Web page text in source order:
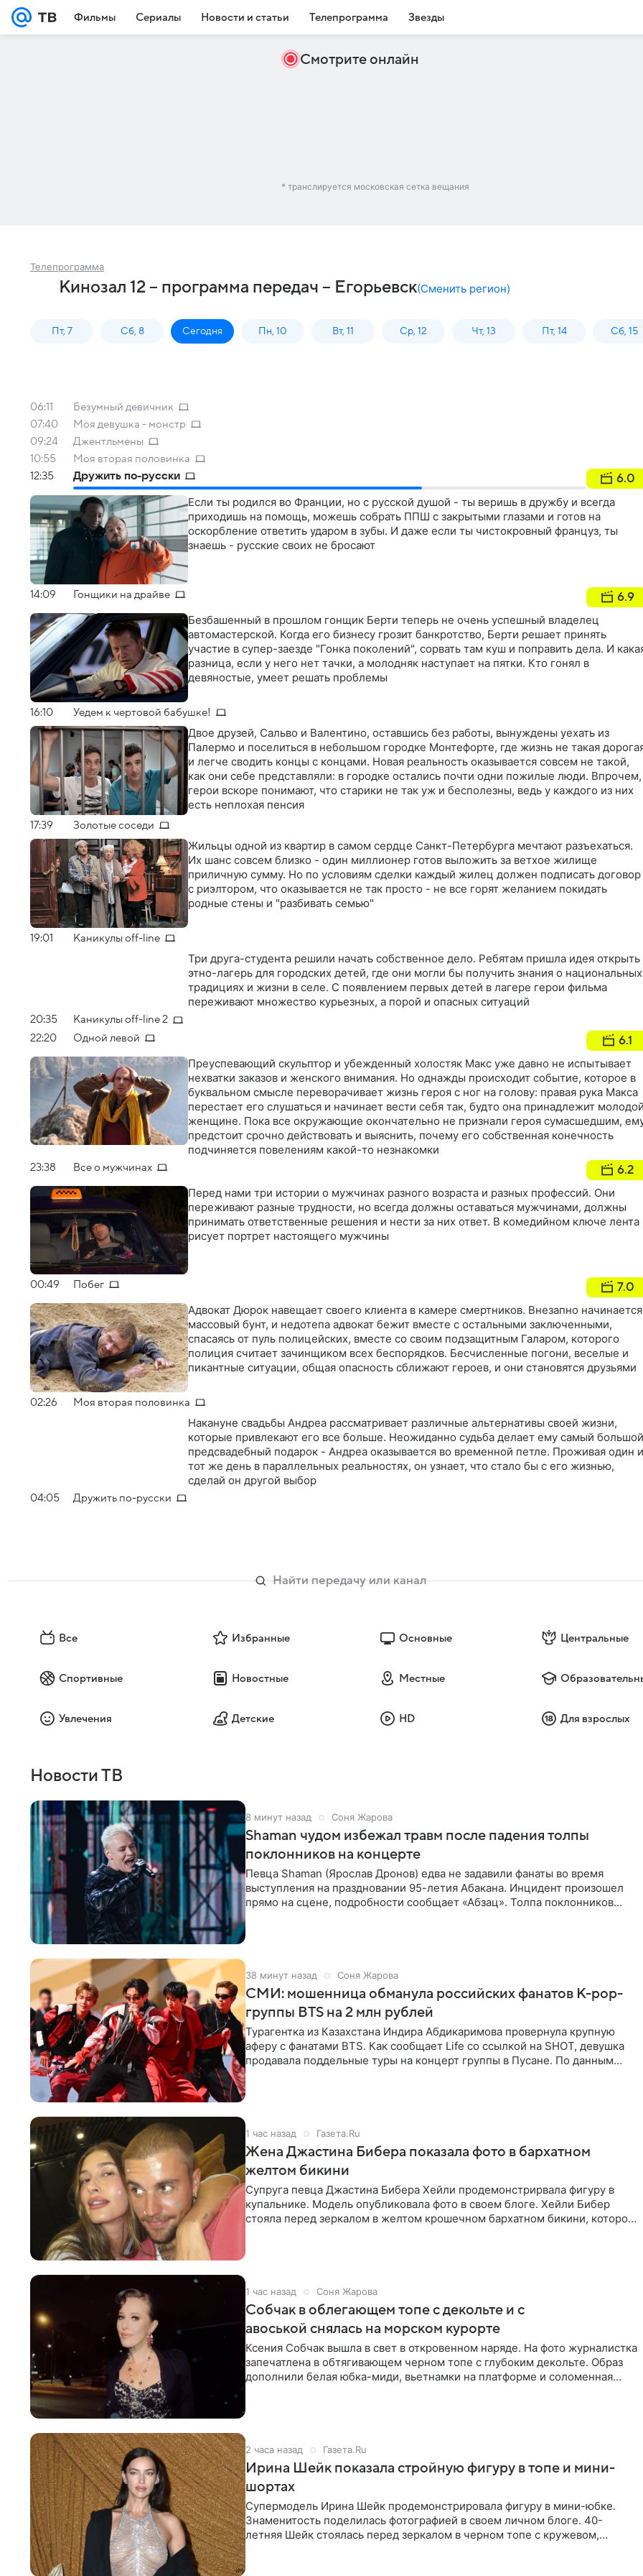
Фильмы Сериалы Новости и статьи Телепрограмма Звезды
Смотрите онлайн
* транслируется московская сетка вещания
Телепрограмма
Кинозал 12 – программа передач – Егорьевск(Сменить регион)
Пт, 7 Сб, 8 Сегодня Пн, 10 Вт, 11 Ср, 12 Чт, 13 Пт, 14 Сб, 15
06:11
Безумный девичник
07:40
Моя девушка - монстр
09:24
Джентльмены
10:55
Моя вторая половинка
12:35
Дружить по-русски 6.0
Если ты родился во Франции, но c русской душой - ты веришь в дружбу и всегда
приходишь на помощь, можешь собрать ППШ с закрытыми глазами и готов на
оскорбление ответить ударом в зубы. И даже если ты чистокровный француз, ты
знаешь - русские своих не бросают
14:09 Гонщики на драйве 6.9
Безбашенный в прошлом гонщик Берти теперь не очень успешный владелец
автомастерской. Когда его бизнесу грозит банкротство, Берти решает принять
участие в супер-заезде "Гонка поколений", сорвать там куш и поправить дела. И
разница, если у него нет тачки, а молодняк наступает на пятки. Кто гонял в
девяностые, умеет решать проблемы
16:10 Уедем к чертовой бабушке!
Двое друзей, Сальво и Валентино, оставшись без работы, вынуждены уехать из
Палермо и поселиться в небольшом городке Монтефорте, где жизнь не такая
и легче сводить концы с концами. Новая реальность оказывается совсем не такой,
как они себе представляли: в городке остались почти одни пожилые люди. Впрочем,
герои вскоре понимают, что старики не так уж и бесполезны, ведь у каждого из них
есть неплохая пенсия
17:39 Золотые соседи
Жильцы одной из квартир в самом сердце Санкт-Петербурга мечтают разъехаться.
Их шанс совсем близко - один миллионер готов выложить за ветхое жилище
приличную сумму. Но по условиям сделки каждый жилец должен подписать договор
с риэлтором, что оказывается не так просто - не все горят желанием покидать
родные стены и "разбивать семью"
19:01 Каникулы off-line
Три друга-студента решили начать собственное дело. Ребятам пришла идея открыть
этно-лагерь для городских детей, где они могли бы получить знания о национальных
традициях и жизни в селе. С появлением первых детей в лагере герои фильма
переживают множество курьезных, а порой и опасных ситуаций
20:35
Каникулы off-line 2
22:20
Одной левой 6.1
Преуспевающий скульптор и убежденный холостяк Макс уже давно не испытывает
нехватки заказов и женского внимания. Но однажды происходит событие, которое в
буквальном смысле переворачивает жизнь героя с ног на голову: правая рука Макса
перестает его слушаться и начинает вести себя так, будто она принадлежит
женщине. Пока все окружающие окончательно не признали героя сумасшедшим,
предстоит срочно действовать и выяснить, почему его собственная конечность
подчиняется повелениям какой-то незнакомки
23:38 Все о мужчинах 6.2
Перед нами три истории о мужчинах разного возраста и разных профессий. Они
переживают разные трудности, но всегда должны оставаться мужчинами, должны
принимать ответственные решения и нести за них ответ. В комедийном ключе лента
рисует портрет настоящего мужчины
00:49 Побег 7.0
Адвокат Дюрок навещает своего клиента в камере смертников. Внезапно начинается
массовый бунт, и недотепа адвокат бежит вместе с остальными заключенными,
спасаясь от пуль полицейских, вместе со своим подзащитным Галаром, которого
полиция считает зачинщиком всех беспорядков. Бесчисленные погони, веселые и
пикантные ситуации, общая опасность сближают героев, и они становятся друзьями
02:26 Моя вторая половинка
Накануне свадьбы Андреа рассматривает различные альтернативы своей жизни,
которые привлекают его все больше. Неожиданно судьба делает ему самый большой
предсвадебный подарок - Андреа оказывается во временной петле. Проживая один и
тот же день в параллельных реальностях, он узнает, что стало бы с его жизнью,
сделай он другой выбор
04:05 Дружить по-русски
Все Избранные Основные Центральные
Спортивные Новостные Местные
Увлечения Детские HD Для взрослых
Новости ТВ
8 минут назад Соня Жарова
Shaman чудом избежал травм после падения толпы
поклонников на концерте
Певца Shaman (Ярослав Дронов) едва не задавили фанаты во время
выступления на праздновании 95-летия Абакана. Инцидент произошел
прямо на сцене, подробности сообщает «Абзац». Толпа поклонников
38 минут назад Соня Жарова
СМИ: мошенница обманула российских фанатов K-pop-
группы BTS на 2 млн рублей
Турагентка из Казахстана Индира Абдикаримова провернула крупную
аферу с фанатами BTS. Как сообщает Life со ссылкой на SHOT, девушка
продавала поддельные туры на концерт группы в Пусане. По данным
1 час назад Газета.Ru
Жена Джастина Бибера показала фото в бархатном
желтом бикини
Супруга певца Джастина Бибера Хейли продемонстрирвала фигуру в
купальнике. Модель опубликовала фото в своем блоге. Хейли Бибер
стояла перед зеркалом в желтом крошечном бархатном бикини, которое
1 час назад Соня Жарова
Собчак в облегающем топе с декольте и с
авоськой снялась на морском курорте
Ксения Собчак вышла в свет в откровенном наряде. На фото журналистка
запечатлена в обтягивающем черном топе с глубоким декольте. Образ
дополнили белая юбка-миди, вьетнамки на платформе и соломенная
2 часа назад Газета.Ru
Ирина Шейк показала стройную фигуру в топе и мини-
шортах
Супермодель Ирина Шейк продемонстрировала фигуру в мини-юбке.
Знаменитость поделилась фотографией в своем личном блоге. 40-
летняя Шейк стоялась перед зеркалом в черном топе с кружевом,